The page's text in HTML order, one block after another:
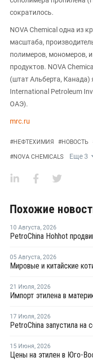
сократилось.
NOVA Chemical одна из
масштаба,
полимеров, мономеров,
продуктов. NOVA
(штат Альберта, Канада)
International Petroleum
ОАЭ).
mrc.ru
#НЕФТЕХИМИЯ #НОВОСТЬ
#NOVA CHEMICALS Еще3
Похожие
10 Августа, 2026
05 Августа, 2026
21 Июля, 2026
17 Июля, 2026
15 Июня, 2026
Цены на этилен в Юго-